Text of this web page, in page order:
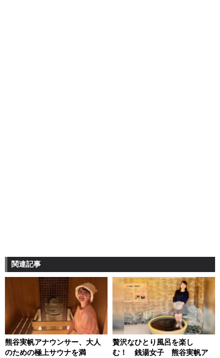
関連記事
熊谷実帆アナウンサー、大人
のための極上サウナを満
贅沢なひとり風呂を楽し
む！ 銭湯女子 熊谷実帆ア